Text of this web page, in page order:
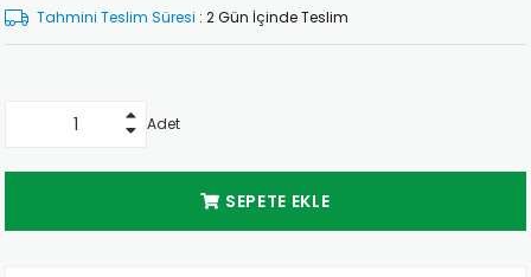
Tahmini Teslim Süresi : 2 Gün İçinde Teslim
Adet